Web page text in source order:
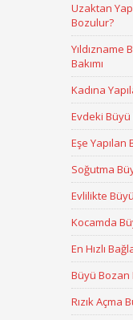
Uzaktan
Bozulur?
Yıldızname
Bakımı
Kadına
Evdeki Büyü
Eşe Yapılan
Soğutma
Evlilikte
Kocamda
En Hızlı
Büyü
Rızık Açma